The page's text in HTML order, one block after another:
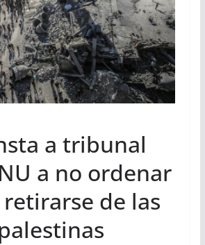
a tribunal
a no ordenar
de las